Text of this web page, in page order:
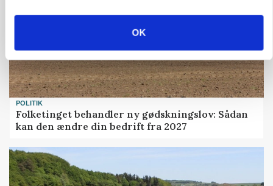
OK
POLITIK
Folketinget behandler ny gødskningslov: Sådan
kan den ændre din bedrift fra 2027